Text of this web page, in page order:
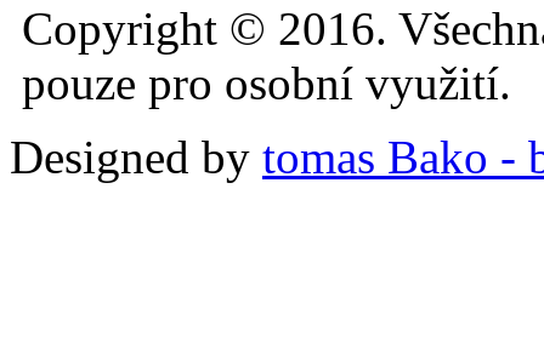
Copyright © 2016.
pouze pro osobní využití.
Designed by tomas Bako -